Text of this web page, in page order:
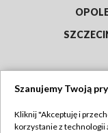
Szanujemy Twoją
Kliknij "Akceptuję i
korzystanie z technologii